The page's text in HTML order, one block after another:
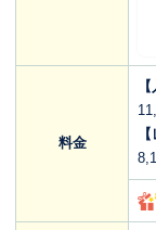
料金